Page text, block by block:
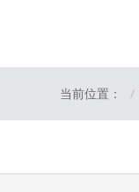
当前位置：